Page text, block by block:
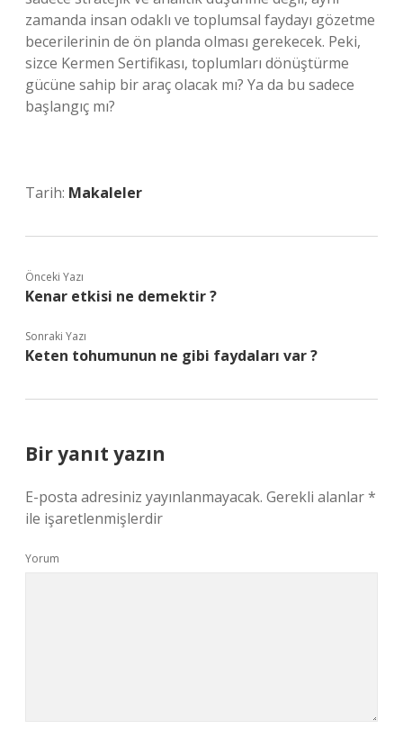
zamanda insan odaklı ve toplumsal faydayı gözetme
becerilerinin de ön planda olması gerekecek. Peki,
sizce Kermen Sertifikası, toplumları dönüştürme
gücüne sahip bir araç olacak mı? Ya da bu sadece
başlangıç mı?
Tarih: Makaleler
Önceki Yazı
Kenar etkisi ne demektir ?
Sonraki Yazı
Keten tohumunun ne gibi faydaları var ?
Bir yanıt yazın
E-posta adresiniz yayınlanmayacak. Gerekli alanlar*
ile işaretlenmişlerdir
Yorum